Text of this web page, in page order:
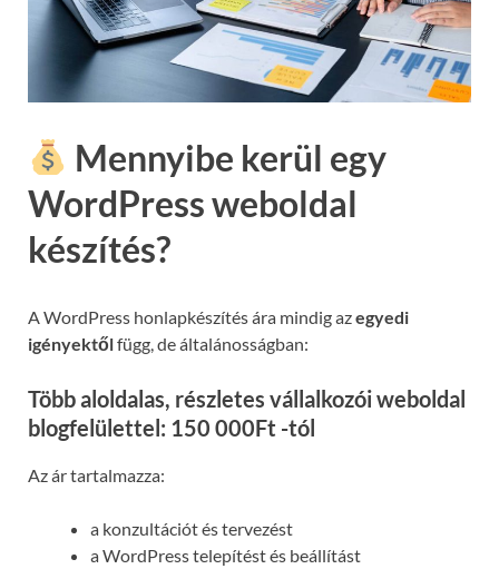
Mennyibe kerül egy
WordPress weboldal
készítés?
A WordPress honlapkészítés ára mindig azegyedi
igényektőlfügg, de általánosságban:
Több aloldalas, részletes vállalkozói weboldal
blogfelülettel: 150 000Ft -tól
Az ár tartalmazza:
a konzultációt és tervezést
a WordPress telepítést és beállítást